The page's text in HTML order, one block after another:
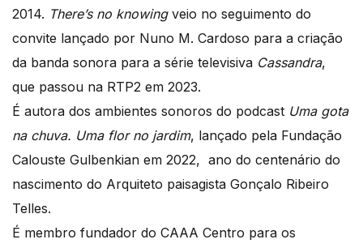
2014. There’s no knowingveio no seguimento do
convite lançado por Nuno M. Cardoso para a criação
da banda sonora para a série televisiva Cassandra,
que passou na RTP2 em 2023.
​É autora dos ambientes sonoros do podcast Uma gota
na chuva. Uma flor no jardim, lançado pela Fundação
Calouste Gulbenkian em 2022, ano do centenário do
nascimento do Arquiteto paisagista Gonçalo Ribeiro
Telles.
​É membro fundador do CAAA Centro para os